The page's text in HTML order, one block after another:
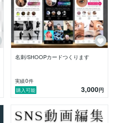
名刺/SHOOPカードつくります
実績0件
購入可能
3,000円